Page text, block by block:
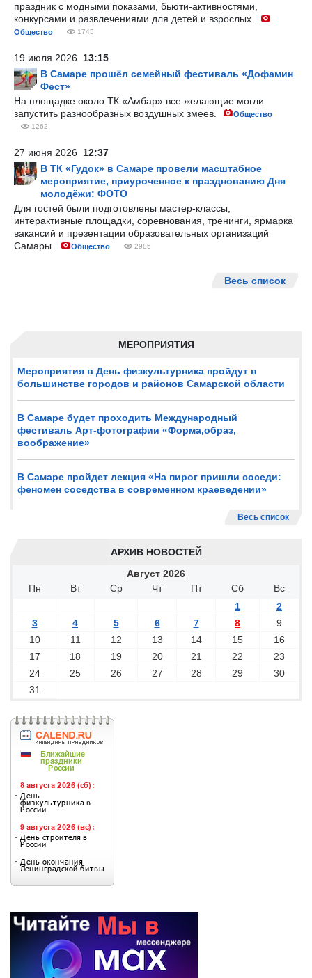
МЕРОПРИЯТИЯ
Мероприятия в День физкультурника пройдут в
большинстве городов и районов Самарской области
В Самаре будет проходить Международный
фестиваль Арт-фотографии «Форма,образ,
воображение»
В Самаре пройдет лекция «На пирог пришли соседи:
феномен соседства в современном краеведении»
Весь список
АРХИВ НОВОСТЕЙ
Август 2026
Пн
Вт Ср Чт Пт Сб
Вс
1
2
3
4 5 6 7 8
9
10
11 12 13 14 15
16
17
18 19 20 21 22
23
24
25 26 27 28 29
30
31
праздник с модными показами, бьюти-активностями,
конкурсами и развлечениями для детей и взрослых.
Общество 1745
19 июля 2026 13:15
В Самаре прошёл семейный фестиваль «Дофамин
Фест»
На площадке около ТК «Амбар» все желающие могли
запустить разнообразных воздушных змеев.
Общество
1262
27 июня 2026 12:37
В ТК «Гудок» в Самаре провели масштабное
мероприятие, приуроченное к празднованию Дня
молодёжи: ФОТО
Для гостей были подготовлены мастер-классы,
интерактивные площадки, соревнования, тренинги, ярмарка
вакансий и презентации образовательных организаций
Самары.
Общество 2985
Весь список